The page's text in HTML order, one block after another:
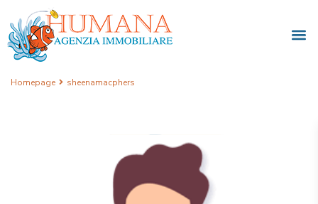
Homepage sheenamacphers